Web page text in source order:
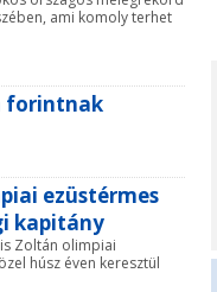
ami komoly terhet
forintnak
ezüstérmes
kapitány
Zoltán olimpiai
húsz éven keresztül